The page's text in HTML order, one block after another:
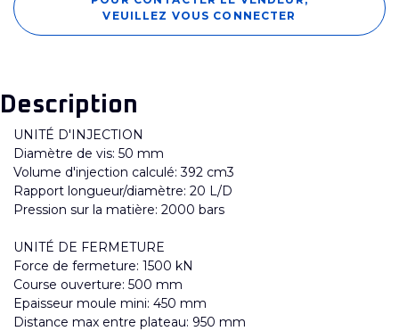
VEUILLEZ VOUS CONNECTER
Description
UNITÉ D'INJECTION
Diamètre de vis: 50 mm
Volume d'injection calculé: 392 cm3
Rapport longueur/diamètre: 20 L/D
Pression sur la matière: 2000 bars
UNITÉ DE FERMETURE
Force de fermeture: 1500 kN
Course ouverture: 500 mm
Epaisseur moule mini: 450 mm
Distance max entre plateau: 950 mm